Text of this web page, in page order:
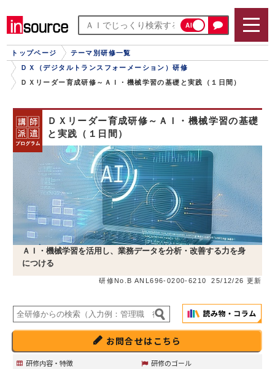
AI
トップページ
テーマ別研修一覧
ＤＸ（デジタルトランスフォーメーション）研修
ＤＸリーダー育成研修～ＡＩ・機械学習の基礎と実践（１日間）
ＤＸリーダー育成研修～ＡＩ・機械学習の基礎
と実践（１日間）
ＡＩ・機械学習を活用し、業務データを分析・改善する力を身
につける
研修No.B ANL696-0200-6210 25/12/26 更新
お問合せはこちら
研修内容・特徴
研修のゴール